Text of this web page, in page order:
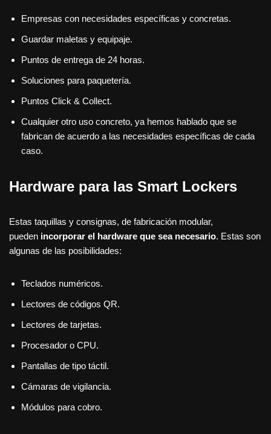
Empresas con necesidades específicas y concretas.
Guardar maletas y equipaje.
Puntos de entrega de 24 horas.
Soluciones para paquetería.
Puntos Click & Collect.
Cualquier otro uso concreto, ya hemos hablado que se
fabrican de acuerdo a las necesidades específicas de cada
caso.
Hardware para las Smart Lockers
Estas taquillas y consignas, de fabricación modular,
pueden incorporar el hardware que sea necesario. Estas son
algunas de las posibilidades:
Teclados numéricos.
Lectores de códigos QR.
Lectores de tarjetas.
Procesador o CPU.
Pantallas de tipo táctil.
Cámaras de vigilancia.
Módulos para cobro.